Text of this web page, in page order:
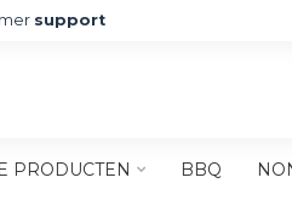
support
PRODUCTEN BBQ